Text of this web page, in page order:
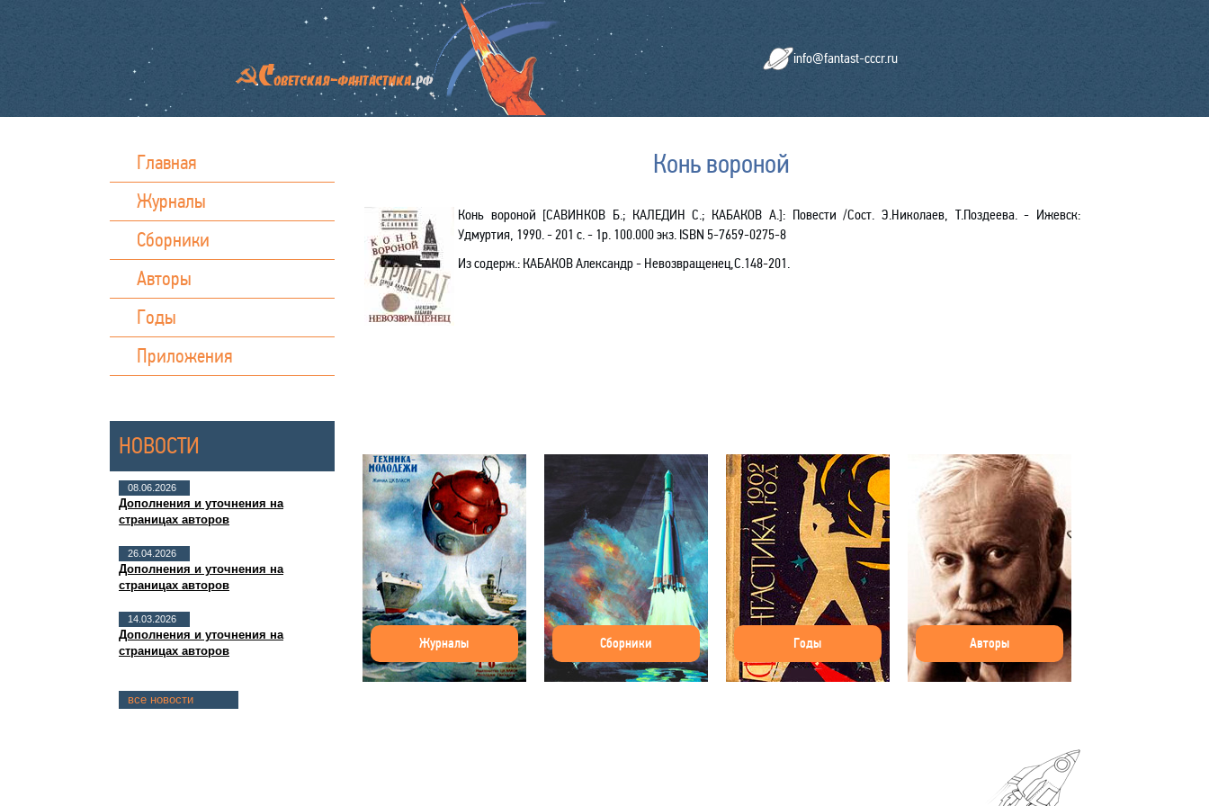
info@fantast-cccr.ru
Главная
Журналы
Сборники
Авторы
Годы
Приложения
НОВОСТИ
08.06.2026
Дополнения и уточнения на
страницах авторов
26.04.2026
Дополнения и уточнения на
страницах авторов
14.03.2026
Дополнения и уточнения на
страницах авторов
все новости
Конь вороной
Конь вороной [САВИНКОВ Б.; КАЛЕДИН С.; КАБАКОВ А.]: Повести /Сост. Э.Николаев, Т.Поздеева. - Ижевск:
Удмуртия, 1990. - 201 с. - 1р. 100.000 экз. ISBN 5-7659-0275-8
Из содерж.: КАБАКОВ Александр- Невозвращенец,С.148-201.
Журналы Сборники Годы Авторы